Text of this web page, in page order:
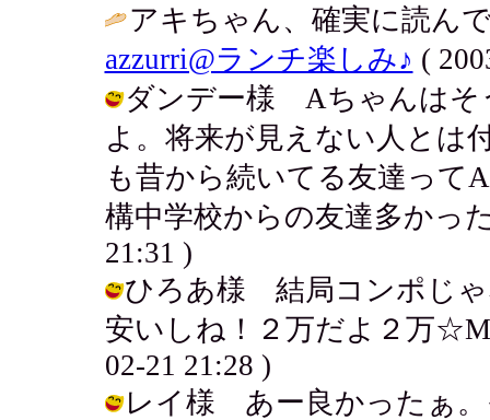
アキちゃん、確実に読ん
azzurri@ランチ楽しみ♪ (
ダンデー様 Aちゃんはそ
よ。将来が見えない人とは
も昔から続いてる友達って
構中学校からの友達多かっ
21:31 )
ひろあ様 結局コンポじ
安いしね！２万だよ２万
02-21 21:28 )
レイ様 あー良かったぁ。